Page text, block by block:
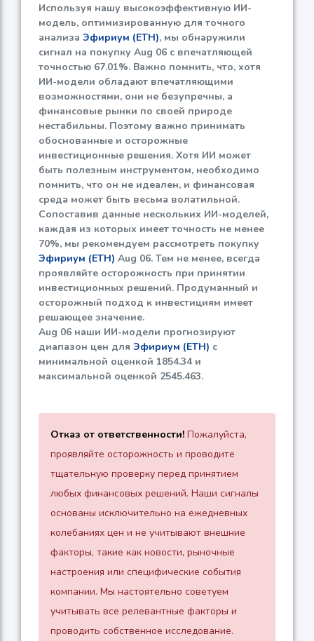
Используя нашу высокоэффективную ИИ-
модель, оптимизированную для точного
анализа Эфириум (ETH), мы обнаружили
сигнал на покупку Aug 06 с впечатляющей
точностью 67.01%. Важно помнить, что, хотя
ИИ-модели обладают впечатляющими
возможностями, они не безупречны, а
финансовые рынки по своей природе
нестабильны. Поэтому важно принимать
обоснованные и осторожные
инвестиционные решения. Хотя ИИ может
быть полезным инструментом, необходимо
помнить, что он не идеален, и финансовая
среда может быть весьма волатильной.
Сопоставив данные нескольких ИИ-моделей,
каждая из которых имеет точность не менее
70%, мы рекомендуем рассмотреть покупку
Эфириум (ETH) Aug 06. Тем не менее, всегда
проявляйте осторожность при принятии
инвестиционных решений. Продуманный и
осторожный подход к инвестициям имеет
решающее значение.
Aug 06 наши ИИ-модели прогнозируют
диапазон цен для Эфириум (ETH) с
минимальной оценкой 1854.34и
максимальной оценкой 2545.463.
Отказ от ответственности! Пожалуйста,
проявляйте осторожность и проводите
тщательную проверку перед принятием
любых финансовых решений. Наши сигналы
основаны исключительно на ежедневных
колебаниях цен и не учитывают внешние
факторы, такие как новости, рыночные
настроения или специфические события
компании. Мы настоятельно советуем
учитывать все релевантные факторы и
проводить собственное исследование.